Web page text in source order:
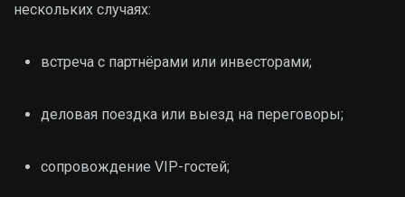
нескольких случаях:
встреча с партнёрами или инвесторами;
деловая поездка или выезд на переговоры;
сопровождение VIP-гостей;